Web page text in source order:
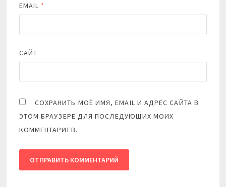
EMAIL *
САЙТ
СОХРАНИТЬ МОЁ ИМЯ, EMAIL И АДРЕС САЙТА В
ЭТОМ БРАУЗЕРЕ ДЛЯ ПОСЛЕДУЮЩИХ МОИХ
КОММЕНТАРИЕВ.